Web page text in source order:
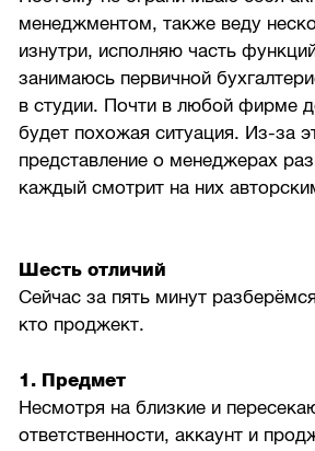
менеджментом, также веду
изнутри, исполняю часть
занимаюсь первичной
в студии. Почти в любой фирме
будет похожая ситуация. Из-за
представление о менеджерах
каждый смотрит на них
Шесть отличий
Сейчас за пять минут
кто проджект.
1. Предмет
Несмотря на близкие и
ответственности, аккаунт и